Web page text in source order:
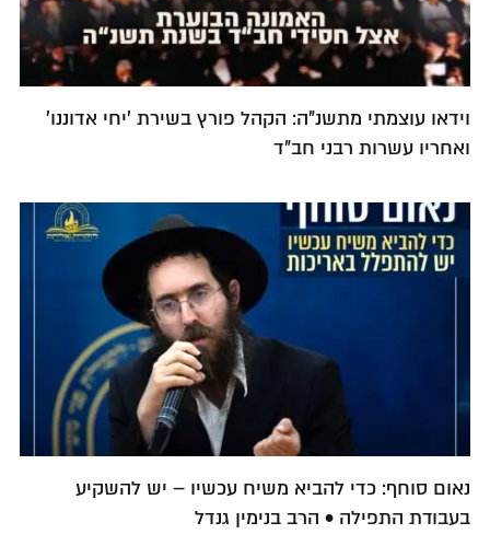
וידאו עוצמתי מתשנ"ה: הקהל פורץ בשירת 'יחי אדוננו'
ואחריו עשרות רבני חב"ד
נאום סוחף: כדי להביא משיח עכשיו – יש להשקיע
בעבודת התפילה • הרב בנימין גנדל